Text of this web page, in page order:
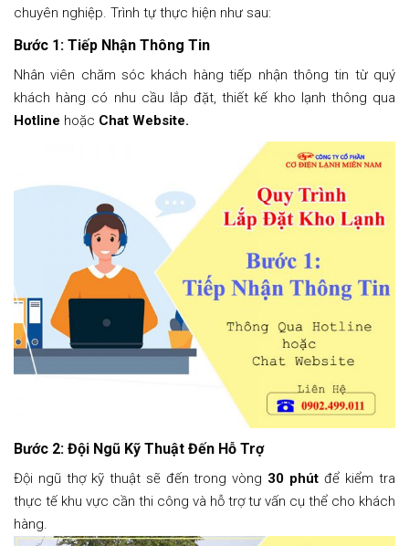
chuyên nghiệp. Trình tự thực hiện như sau:
Bước 1: Tiếp Nhận Thông Tin
Nhân viên chăm sóc khách hàng tiếp nhận thông tin từ quý
khách hàng có nhu cầu lắp đặt, thiết kế kho lạnh thông qua
Hotline hoặc Chat Website.
Bước 2: Đội Ngũ Kỹ Thuật Đến Hỗ Trợ
Đội ngũ thợ kỹ thuật sẽ đến trong vòng 30 phút để kiểm tra
thực tế khu vực cần thi công và hỗ trợ tư vấn cụ thể cho khách
hàng.